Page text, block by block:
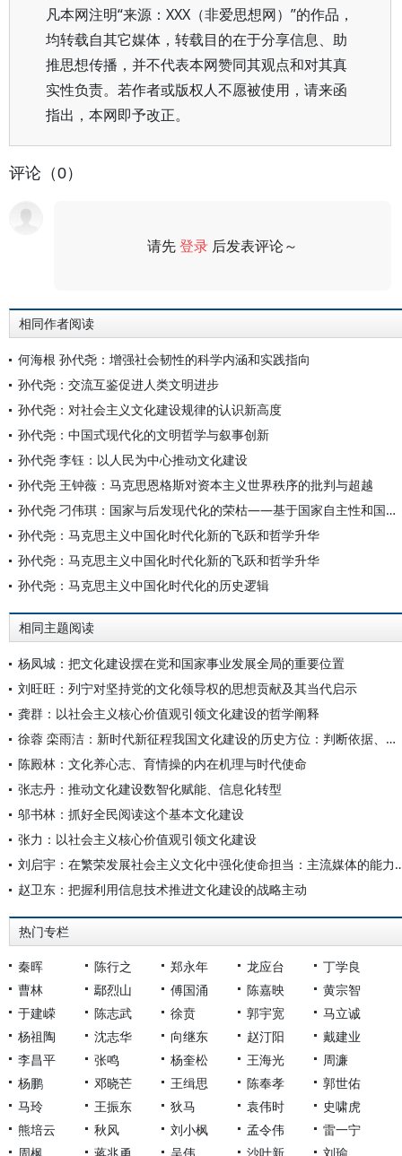
凡本网注明“来源：XXX（非爱思想网）”的作品，
均转载自其它媒体，转载目的在于分享信息、助
推思想传播，并不代表本网赞同其观点和对其真
实性负责。若作者或版权人不愿被使用，请来函
指出，本网即予改正。
评论（0）
请先登录 后发表评论～
相同作者阅读
何海根 孙代尧：增强社会韧性的科学内涵和实践指向
孙代尧：交流互鉴促进人类文明进步
孙代尧：对社会主义文化建设规律的认识新高度
孙代尧：中国式现代化的文明哲学与叙事创新
孙代尧 李钰：以人民为中心推动文化建设
孙代尧 王钟薇：马克思恩格斯对资本主义世界秩序的批判与超越
孙代尧 刁伟琪：国家与后发现代化的荣枯——基于国家自主性和国家嵌入性的分析
孙代尧：马克思主义中国化时代化新的飞跃和哲学升华
孙代尧：马克思主义中国化时代化新的飞跃和哲学升华
孙代尧：马克思主义中国化时代化的历史逻辑
相同主题阅读
杨凤城：把文化建设摆在党和国家事业发展全局的重要位置
刘旺旺：列宁对坚持党的文化领导权的思想贡献及其当代启示
龚群：以社会主义核心价值观引领文化建设的哲学阐释
徐蓉 栾雨洁：新时代新征程我国文化建设的历史方位：判断依据、核心要义、内在逻辑
陈殿林：文化养心志、育情操的内在机理与时代使命
张志丹：推动文化建设数智化赋能、信息化转型
邬书林：抓好全民阅读这个基本文化建设
张力：以社会主义核心价值观引领文化建设
刘启宇：在繁荣发展社会主义文化
赵卫东：把握利用信息技术推进文化建设的战略主动
热门专栏
秦晖 陈行之 郑永年 龙应台
丁学良
曹林
鄢烈山 傅国涌 陈嘉映
黄宗智
于建嵘
陈志武 徐贲 郭宇宽
马立诚
杨祖陶
沈志华 向继东 赵汀阳
戴建业
李昌平
张鸣 杨奎松 王海光
周濂
杨鹏
邓晓芒 王缉思 陈奉孝
郭世佑
马玲
王振东 狄马 袁伟时
史啸虎
熊培云
秋风 刘小枫 孟令伟
雷一宁